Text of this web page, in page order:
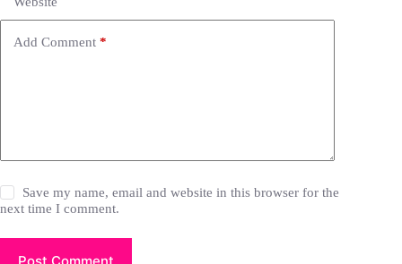
Add Comment *
Save my name, email and website in this browser for the
next time I comment.
Post Comment